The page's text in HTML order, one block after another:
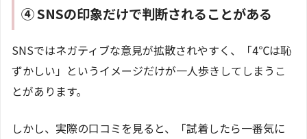
④ SNSの印象だけで判断されることがある
SNSではネガティブな意見が拡散されやすく、「4℃は恥
ずかしい」というイメージだけが一人歩きしてしまうこ
とがあります。
しかし、実際の口コミを見ると、「試着したら一番気に